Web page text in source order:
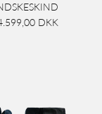
DKK